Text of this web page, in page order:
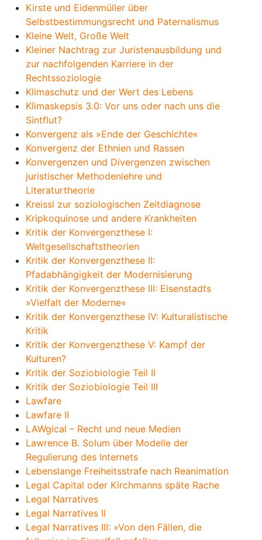
Kirste und Eidenmüller über
Selbstbestimmungsrecht und Paternalismus
Kleine Welt, Große Welt
Kleiner Nachtrag zur Juristenausbildung und
zur nachfolgenden Karriere in der
Rechtssoziologie
Klimaschutz und der Wert des Lebens
Klimaskepsis 3.0: Vor uns oder nach uns die
Sintflut?
Konvergenz als »Ende der Geschichte«
Konvergenz der Ethnien und Rassen
Konvergenzen und Divergenzen zwischen
juristischer Methodenlehre und
Literaturtheorie
Kreissl zur soziologischen Zeitdiagnose
Kripkoquinose und andere Krankheiten
Kritik der Konvergenzthese I:
Weltgesellschaftstheorien
Kritik der Konvergenzthese II:
Pfadabhängigkeit der Modernisierung
Kritik der Konvergenzthese III: Eisenstadts
»Vielfalt der Moderne«
Kritik der Konvergenzthese IV: Kulturalistische
Kritik
Kritik der Konvergenzthese V: Kampf der
Kulturen?
Kritik der Soziobiologie Teil II
Kritik der Soziobiologie Teil III
Lawfare
Lawfare II
LAWgical – Recht und neue Medien
Lawrence B. Solum über Modelle der
Regulierung des Internets
Lebenslange Freiheitsstrafe nach Reanimation
Legal Capital oder Kirchmanns späte Rache
Legal Narratives
Legal Narratives II
Legal Narratives III: »Von den Fällen, die